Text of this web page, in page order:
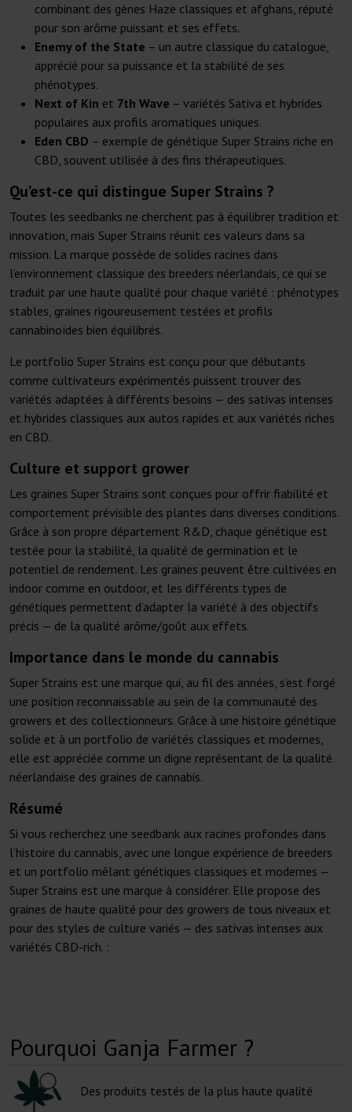
combinant des gènes Haze classiques et afghans, réputé
pour son arôme puissant et ses effets.
Enemy of the State – un autre classique du catalogue,
apprécié pour sa puissance et la stabilité de ses
phénotypes.
Next of Kin et 7th Wave – variétés Sativa et hybrides
populaires aux profils aromatiques uniques.
Eden CBD – exemple de génétique Super Strains riche en
CBD, souvent utilisée à des fins thérapeutiques.
Qu’est-ce qui distingue Super Strains ?
Toutes les seedbanks ne cherchent pas à équilibrer tradition et
innovation, mais Super Strains réunit ces valeurs dans sa
mission. La marque possède de solides racines dans
l’environnement classique des breeders néerlandais, ce qui se
traduit par une haute qualité pour chaque variété : phénotypes
stables, graines rigoureusement testées et profils
cannabinoïdes bien équilibrés.
Le portfolio Super Strains est conçu pour que débutants
comme cultivateurs expérimentés puissent trouver des
variétés adaptées à différents besoins — des sativas intenses
et hybrides classiques aux autos rapides et aux variétés riches
en CBD.
Culture et support grower
Les graines Super Strains sont conçues pour offrir fiabilité et
comportement prévisible des plantes dans diverses conditions.
Grâce à son propre département R&D, chaque génétique est
testée pour la stabilité, la qualité de germination et le
potentiel de rendement. Les graines peuvent être cultivées en
indoor comme en outdoor, et les différents types de
génétiques permettent d’adapter la variété à des objectifs
précis — de la qualité arôme/goût aux effets.
Importance dans le monde du cannabis
Super Strains est une marque qui, au fil des années, s’est forgé
une position reconnaissable au sein de la communauté des
growers et des collectionneurs. Grâce à une histoire génétique
solide et à un portfolio de variétés classiques et modernes,
elle est appréciée comme un digne représentant de la qualité
néerlandaise des graines de cannabis.
Résumé
Si vous recherchez une seedbank aux racines profondes dans
l’histoire du cannabis, avec une longue expérience de breeders
et un portfolio mêlant génétiques classiques et modernes —
Super Strains est une marque à considérer. Elle propose des
graines de haute qualité pour des growers de tous niveaux et
pour des styles de culture variés — des sativas intenses aux
variétés CBD-rich. :
Pourquoi Ganja Farmer ?
Des produits testés de la plus haute qualité